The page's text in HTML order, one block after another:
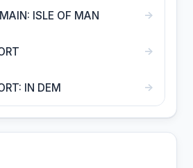
ISLE OF MAN →
→
IN DEM →